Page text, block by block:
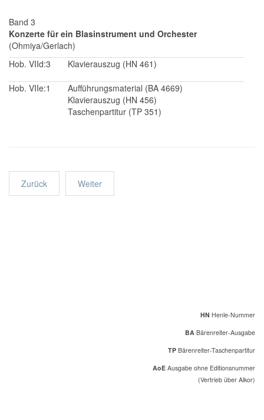
Band 3
Konzerte für ein Blasinstrument und Orchester
(Ohmiya/Gerlach)
Hob. VIId:3
Klavierauszug (HN 461)
Hob. VIIe:1
Aufführungsmaterial (BA 4669)
Klavierauszug (HN 456)
Taschenpartitur (TP 351)
Zurück Weiter
HN Henle-Nummer
BA Bärenreiter-Ausgabe
TP Bärenreiter-Taschenpartitur
AoE Ausgabe ohne Editionsnummer
(Vertrieb über Alkor)